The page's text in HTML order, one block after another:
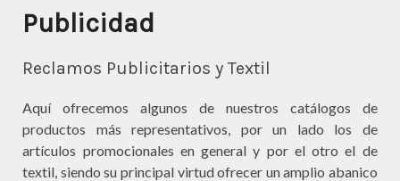
Publicidad
Reclamos Publicitarios y Textil
Aquí ofrecemos algunos de nuestros catálogos de
productos más representativos, por un lado los de
artículos promocionales en general y por el otro el de
textil, siendo su principal virtud ofrecer un amplio abanico